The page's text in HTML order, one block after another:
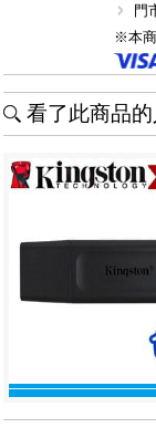
門
※本商
看了此商品